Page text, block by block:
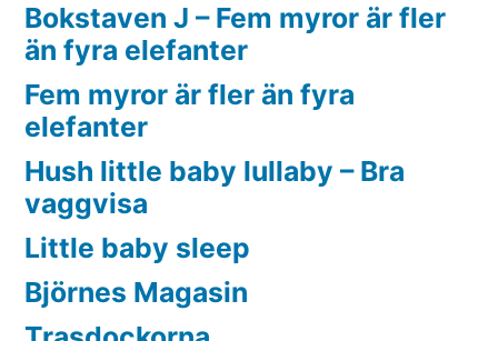
Bokstaven J – Fem myror är fler
än fyra elefanter
Fem myror är fler än fyra
elefanter
Hush little baby lullaby – Bra
vaggvisa
Little baby sleep
Björnes Magasin